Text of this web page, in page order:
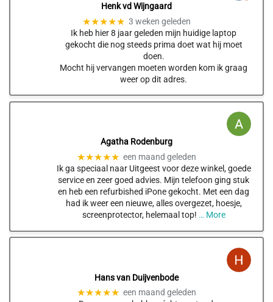
Henk vd Wijngaard
★★★★★ 3 weken geleden
Ik heb hier 8 jaar geleden mijn huidige laptop
gekocht die nog steeds prima doet wat hij moet
doen.
Mocht hij vervangen moeten worden kom ik graag
weer op dit adres.
Agatha Rodenburg
★★★★★ een maand geleden
Ik ga speciaal naar Uitgeest voor deze winkel, goede
service en zeer goed advies. Mijn telefoon ging stuk
en heb een refurbished iPone gekocht. Met een dag
had ik weer een nieuwe, alles overgezet, hoesje,
screenprotector, helemaal top! … More
Hans van Duijvenbode
★★★★★ een maand geleden